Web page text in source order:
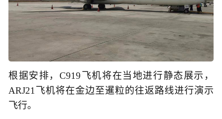
根据安排，C919飞机将在当地进行静态展示，
ARJ21飞机将在金边至暹粒的往返路线进行演示
飞行。